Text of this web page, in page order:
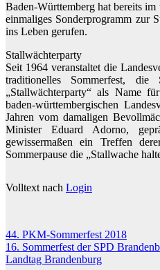
Baden-Württemberg hat bereits
einmaliges Sonderprogramm zur
ins Leben gerufen.
Stallwächterparty
Seit 1964 veranstaltet die
traditionelles Sommerfest, die
„Stallwächterparty“ als Name
baden-württembergischen
Jahren vom damaligen
Minister Eduard Adorno,
gewissermaßen ein Treffen
Sommerpause die „Stallwache
Volltext nach Login
Beitragsnavigation
44. PKM-Sommerfest 2018
16. Sommerfest der SPD
Landtag Brandenburg